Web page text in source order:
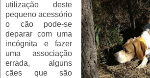
utilização deste
pequeno acessório
o cão pode-se
deparar com uma
incógnita e fazer
uma associação
errada, alguns
cães que são